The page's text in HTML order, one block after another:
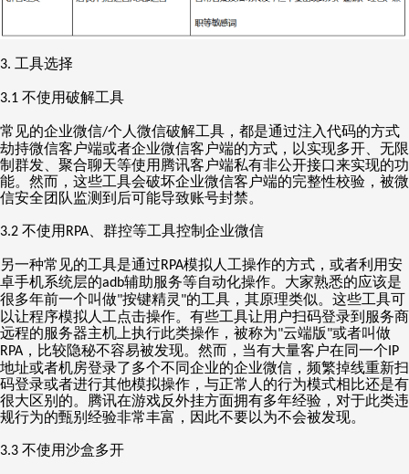
3. 工具选择
3.1 不使用破解工具
常见的企业微信/个人微信破解工具，都是通过注入代码的方式
劫持微信客户端或者企业微信客户端的方式，以实现多开、无限
制群发、聚合聊天等使用腾讯客户端私有非公开接口来实现的功
能。然而，这些工具会破坏企业微信客户端的完整性校验，被微
信安全团队监测到后可能导致账号封禁。
3.2 不使用 RPA 、群控等工具控制企业微信
另一种常见的工具是通过RPA模拟人工操作的方式，或者利用安
卓手机系统层的adb辅助服务等自动化操作。大家熟悉的应该是
很多年前一个叫做"按键精灵 "的工具，其原理类似。这些工具可
以让程序模拟人工点击操作。有些工具让用户扫码登录到服务商
远程的服务器主机上执行此类操作，被称为"云端版"或者叫做
RPA ，比较隐秘不容易被发现。然而，当有大量客户在同一个 IP
地址或者机房登录了多个不同企业的企业微信，频繁掉线重新扫
码登录或者进行其他模拟操作，与正常人的行为模式相比还是有
很大区别的。腾讯在游戏反外挂方面拥有多年经验，对于此类违
规行为的甄别经验非常丰富，因此不要以为不会被发现。
3.3 不使用沙盒多开